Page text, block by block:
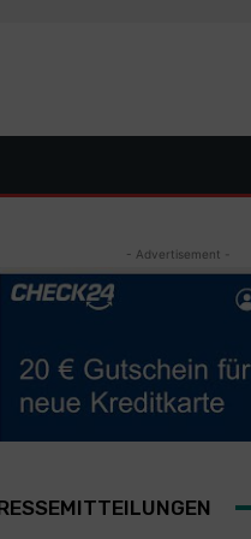
- Advertisement -